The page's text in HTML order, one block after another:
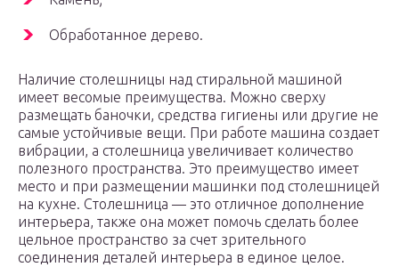
Обработанное дерево.
Наличие столешницы над стиральной машиной
имеет весомые преимущества. Можно сверху
размещать баночки, средства гигиены или другие не
самые устойчивые вещи. При работе машина создает
вибрации, а столешница увеличивает количество
полезного пространства. Это преимущество имеет
место и при размещении машинки под столешницей
на кухне. Столешница — это отличное дополнение
интерьера, также она может помочь сделать более
цельное пространство за счет зрительного
соединения деталей интерьера в единое целое.